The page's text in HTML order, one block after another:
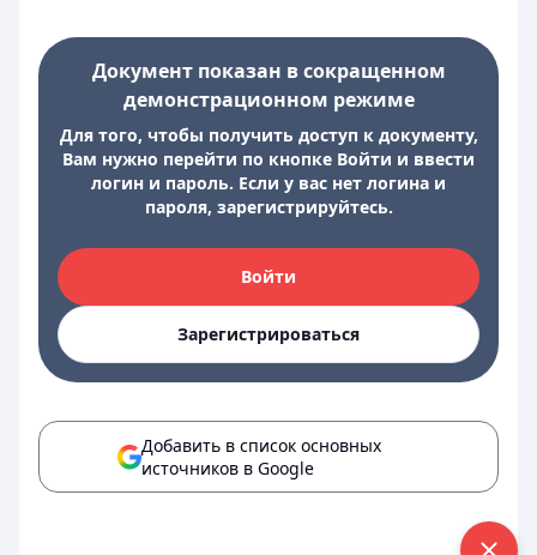
Документ показан в сокращенном
демонстрационном режиме
Для того, чтобы получить доступ к документу,
Вам нужно перейти по кнопке Войти и ввести
логин и пароль. Если у вас нет логина и
пароля, зарегистрируйтесь.
Войти
Зарегистрироваться
Добавить в список основных
источников в Google